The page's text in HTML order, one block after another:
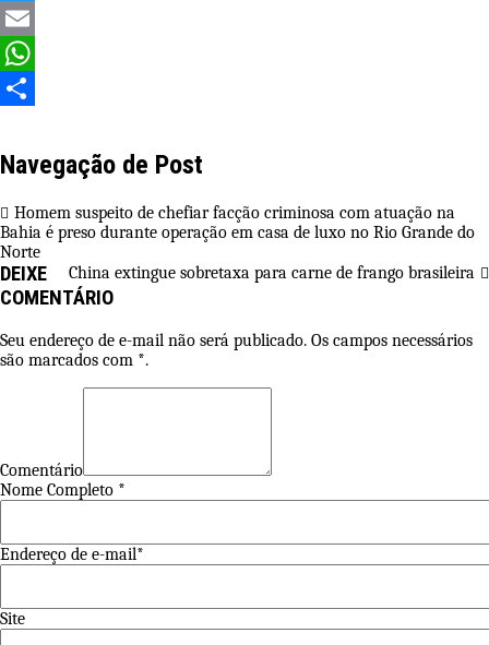
Twitter
Email
WhatsApp
Navegação de Post
Homem suspeito de chefiar facção criminosa com atuação na
Bahia é preso durante operação em casa de luxo no Rio Grande do
Norte
China extingue sobretaxa para carne de frango brasileira
DEIXE
COMENTÁRIO
Seu endereço de e-mail não será publicado. Os campos necessários
são marcados com *.
Comentário
Nome Completo *
Endereço de e-mail*
Site